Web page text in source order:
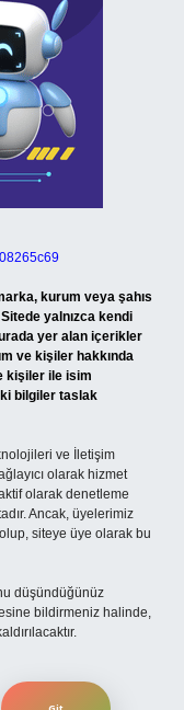
kurum veya şahıs
yalnızca kendi
yer alan içerikler
ve kişiler hakkında
kişiler ile isim
bilgiler taslak
ve İletişim
olarak hizmet
olarak denetleme
Ancak, üyelerimiz
siteye üye olarak bu
düşündüğünüz
bildirmeniz halinde,